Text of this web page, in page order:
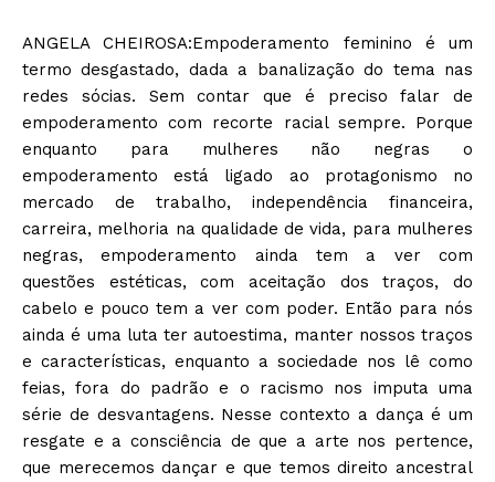
ANGELA CHEIROSA:Empoderamento feminino é um
termo desgastado, dada a banalização do tema nas
redes sócias. Sem contar que é preciso falar de
empoderamento com recorte racial sempre. Porque
enquanto para mulheres não negras o
empoderamento está ligado ao protagonismo no
mercado de trabalho, independência financeira,
carreira, melhoria na qualidade de vida, para mulheres
negras, empoderamento ainda tem a ver com
questões estéticas, com aceitação dos traços, do
cabelo e pouco tem a ver com poder. Então para nós
ainda é uma luta ter autoestima, manter nossos traços
e características, enquanto a sociedade nos lê como
feias, fora do padrão e o racismo nos imputa uma
série de desvantagens. Nesse contexto a dança é um
resgate e a consciência de que a arte nos pertence,
que merecemos dançar e que temos direito ancestral